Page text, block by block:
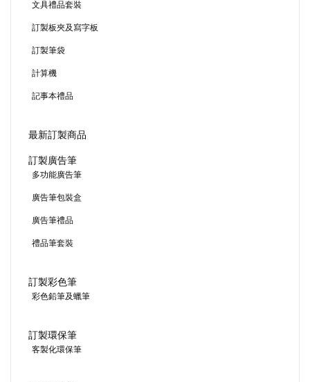
文具禮品套裝
訂製板夾及寫字板
訂製筆袋
計算機
記事本禮品
最新訂製商品
訂製廣告筆
多功能廣告筆
廣告筆包裝盒
廣告筆禮品
禮品筆套裝
訂製彩色筆
彩色鉛筆及蠟筆
訂製環保筆
客製化環保筆